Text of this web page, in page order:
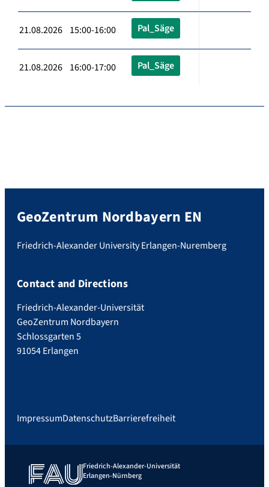
21.08.2026 15:00-16:00 Pal_Säge
21.08.2026 16:00-17:00 Pal_Säge
GeoZentrum Nordbayern EN
Friedrich-Alexander University Erlangen-Nuremberg
Contact and Directions
Friedrich-Alexander-Universität
GeoZentrum Nordbayern
Schlossgarten 5
91054 Erlangen
ImpressumDatenschutzBarrierefreiheit
Friedrich-Alexander-Universität
Erlangen-Nürnberg